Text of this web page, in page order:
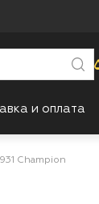
и оплата
Champion